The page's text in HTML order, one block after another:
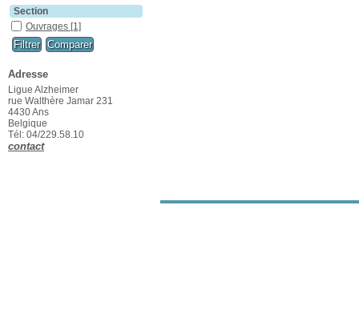
Section
Ouvrages [1]
Adresse
Ligue Alzheimer
rue Walthère Jamar 231
4430 Ans
Belgique
Tél: 04/229.58.10
contact